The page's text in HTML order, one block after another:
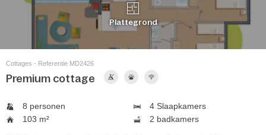
Plattegrond
Cottages - Referentie MD2426
Premium cottage
8 personen
4 Slaapkamers
103 m²
2 badkamers